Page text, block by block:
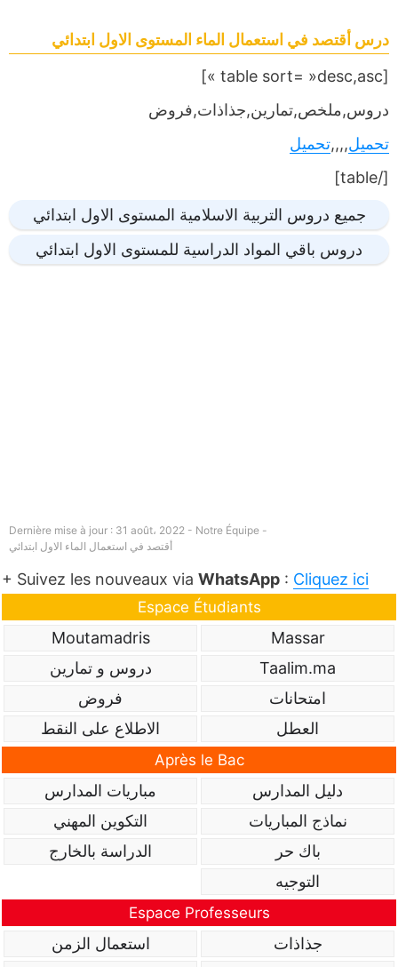
درس أقتصد في استعمال الماء المستوى الاول ابتدائي
[table sort= »desc,asc »]
دروس,ملخص,تمارين,جذاذات,فروض
تحميل,,,,تحميل
[/table]
جميع دروس التربية الاسلامية المستوى الاول ابتدائي
دروس باقي المواد الدراسية للمستوى الاول ابتدائي
Dernière mise à jour : 31 août، 2022 - Notre Équipe -
أقتصد في استعمال الماء الاول ابتدائي
+ Suivez les nouveaux via WhatsApp : Cliquez ici
Espace Étudiants
Massar
Moutamadris
Taalim.ma
دروس و تمارين
امتحانات
فروض
العطل
الاطلاع على النقط
Après le Bac
دليل المدارس
مباريات المدارس
نماذج المباريات
التكوين المهني
باك حر
الدراسة بالخارج
التوجيه
Espace Professeurs
جذاذات
استعمال الزمن